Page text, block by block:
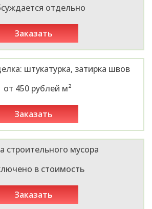
отдельно
заказать
штукатурка, затирка швов
от 450 рублей м²
заказать
строительного мусора
в стоимость
заказать